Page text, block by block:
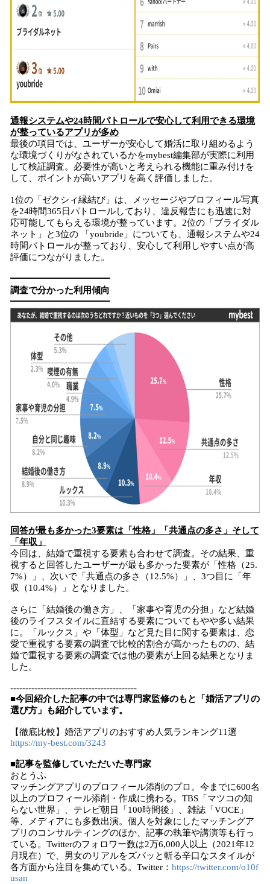
通報システムや24時間パトロールで安心して利用できる環境
が整っているアプリが多め
最後の項目では、ユーザーが安心して婚活に取り組めるよう
な環境づくりがなされているかをmybest編集部が実際に利用
して検証調査。必要性が高いと考えられる機能に重み付けを
して、ポイントが高いアプリを高く評価しました。
1位の「ゼクシィ縁結び」は、メッセージやプロフィール写真
を24時間365日パトロールしており、違反報告にも迅速に対
応可能してもらえる環境が整っています。2位の「ブライダル
ネット」と3位の 「youbride」についても、通報システムや24
時間パトロールが整っており、安心して利用しやすい点が高
評価につながりました。
​━━━━━━━━━━━
調査で分かった利用傾向
━━━━━━━━━━━
回答が最も多かった3要素は「性格」「共通点の多さ」そして
「年収」
今回は、結婚で重視する要素も合わせて調査。その結果、重
視すると回答したユーザーが最も多かった要素が「性格（25.
7%）」、次いで「共通点の多さ（12.5%）」、3つ目に「年
収（10.4%）」となりました。
さらに「結婚後の働き方」、「家事や育児の分担」など結婚
後のライフスタイルに直結する要素についてもやや多い結果
に。「ルックス」や「体型」など見た目に関する要素は、恋
愛で重視する要素の調査で比較的割合が高かったものの、結
婚で重視する要素の調査では他の要素が上回る結果となりま
した。
------------------------------------------
■今回紹介した記事の中では専門家監修のもと「婚活アプリの
選び方」も紹介しています。
【徹底比較】婚活アプリのおすすめ人気ランキング11選
https://my-best.com/3243
■記事を監修していただいた専門家
おとうふ
マッチングアプリのプロフィール添削のプロ。今までに600名
以上のプロフィール添削・作成に携わる。TBS「マツコの知
らない世界」、テレビ朝日「100時間後」、雑誌「VOCE」
等、メディアにも多数出演。個人を対象にしたマッチングア
プリのコンサルティングのほか、記事の執筆や講演等も行っ
ている。Twitterのフォロワー数は2万6,000人以上（2021年12
月現在）で、男女のリアルをズバッと斬る辛口なスタイルが
各方面から注目を集めている。Twitter： https://twitter.com/o10f
usan